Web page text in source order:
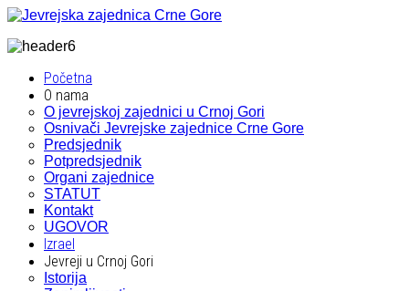
Početna
O nama
O jevrejskoj zajednici u Crnoj Gori
Osnivači Jevrejske zajednice Crne Gore
Predsjednik
Potpredsjednik
Organi zajednice
STATUT
Kontakt
UGOVOR
Izrael
Jevreji u Crnoj Gori
Istorija